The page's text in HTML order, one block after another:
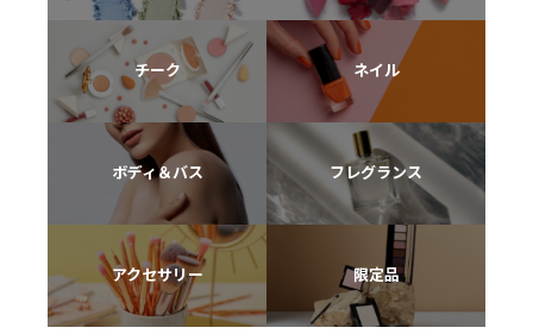
チーク ネイル
ボディ＆バス フレグランス
アクセサリー 限定品